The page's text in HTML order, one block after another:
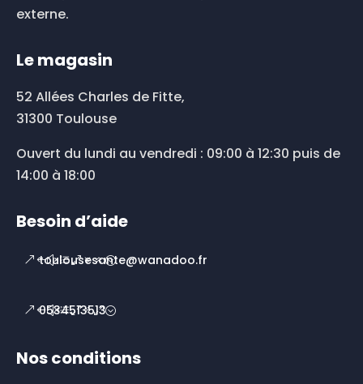
externe.
Le magasin
52 Allées Charles de Fitte,
31300 Toulouse
Ouvert du lundi au vendredi : 09:00 à 12:30 puis de
14:00 à 18:00
Besoin d’aide
toulousesante@wanadoo.fr
0534513513
Nos conditions